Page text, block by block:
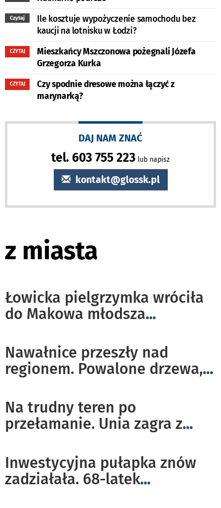
Czytaj
Ile kosztuje wypożyczenie samochodu bez
kaucji na lotnisku w Łodzi?
CZYTAJ
Mieszkańcy Mszczonowa pożegnali Józefa
Grzegorza Kurka
CZYTAJ
Czy spodnie dresowe można łączyć z
marynarką?
DAJ NAM ZNAĆ
tel. 603 755 223 lub napisz
kontakt@glossk.pl
z miasta
Łowicka pielgrzymka wróciła
do Makowa młodsza...
Nawałnice przeszły nad
regionem. Powalone drzewa,...
Na trudny teren po
przełamanie. Unia zagra z...
Inwestycyjna pułapka znów
zadziałała. 68-latek...